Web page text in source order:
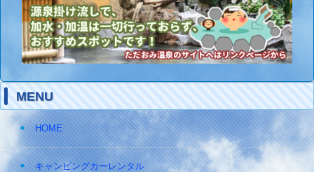
MENU
HOME
キャンピングカーレンタル